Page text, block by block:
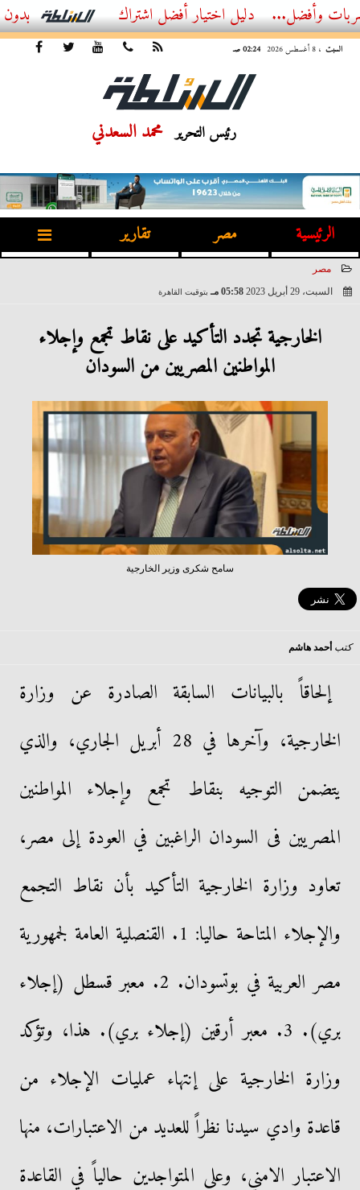
أفضل اشتراك IPTV بدون تقطيع 2026 – دليل المشاهد العصري
السبت ، 8 أغسطس 2026 02:24 صـ
رئيس التحرير محمد السعدني
الرئيسية مصر تقارير
مصر
السبت، 29 أبريل 2023
05:58 مـ بتوقيت القاهرة
الخارجية تجدد التأكيد على نقاط تجمع وإجلاء
المواطنين المصريين من السودان
سامح شكرى وزير الخارجية
كتب أحمد هاشم
إلحاقاً بالبيانات السابقة الصادرة عن وزارة
الخارجية، وآخرها في 28 أبريل الجاري، والذي
يتضمن التوجيه بنقاط تجمع وإجلاء المواطنين
المصريين فى السودان الراغبين في العودة إلى مصر،
تعاود وزارة الخارجية التأكيد بأن نقاط التجمع
والإجلاء المتاحة حاليا: 1. القنصلية العامة لجمهورية
مصر العربية في بوتسودان. 2. معبر قسطل (إجلاء
بري). 3. معبر أرقين (إجلاء بري). هذا، وتؤكد
وزارة الخارجية على إنتهاء عمليات الإجلاء من
قاعدة وادي سيدنا نظراً للعديد من الاعتبارات، منها
الاعتبار الامني، وعلى المتواجدين حالياً في القاعدة